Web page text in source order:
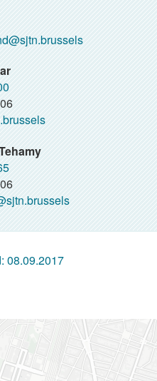
08.09.2017